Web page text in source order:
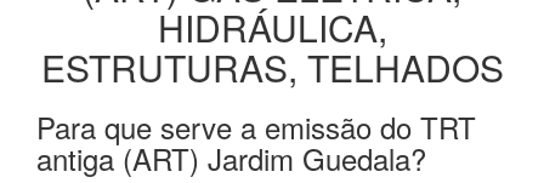
HIDRÁULICA,
ESTRUTURAS, TELHADOS
Para que serve a emissão do TRT
antiga (ART) Jardim Guedala?